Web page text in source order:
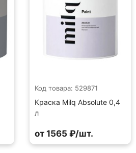
Код товара: 529871
Краска Milq Absolute 0,4
л
от 1565 ₽/шт.